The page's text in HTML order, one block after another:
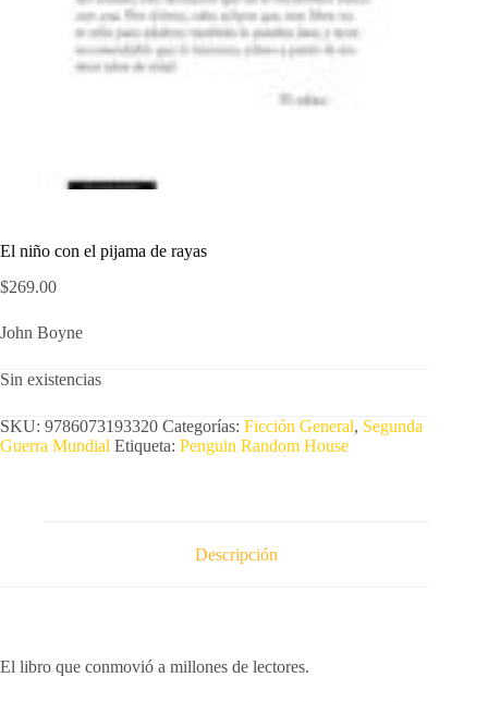
El niño con el pijama de rayas
$269.00
John Boyne
Sin existencias
SKU: 9786073193320 Categorías: Ficción General, Segunda
Guerra Mundial Etiqueta: Penguin Random House
Descripción
El libro que conmovió a millones de lectores.